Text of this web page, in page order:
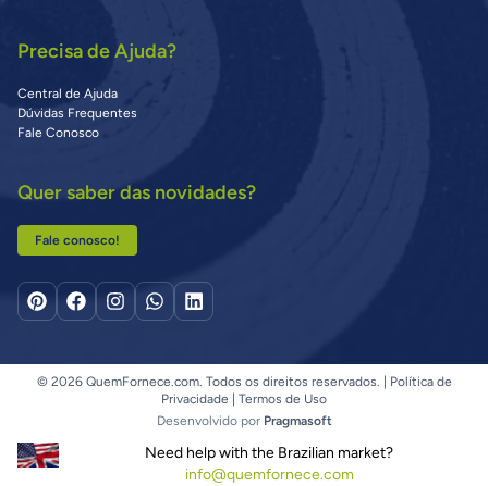
Precisa de Ajuda?
Central de Ajuda
Dúvidas Frequentes
Fale Conosco
Quer saber das novidades?
Fale conosco!
© 2026 QuemFornece.com. Todos os direitos reservados. |
Política de
Privacidade
Termos de Uso
Desenvolvido por Pragmasoft
Need help with the Brazilian market?
info@quemfornece.com